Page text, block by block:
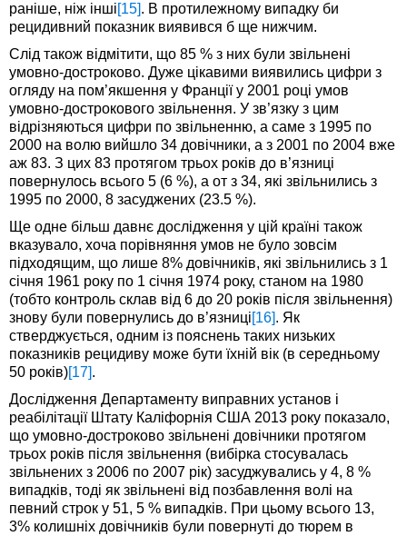
раніше, ніж інші [15] . В протилежному випадку би
рецидивний показник виявився б ще нижчим.
Слід також відмітити, що 85 % з них були звільнені
умовно-достроково. Дуже цікавими виявились цифри з
огляду на пом’якшення у Франції у 2001 році умов
умовно-дострокового звільнення. У зв’язку з цим
відрізняються цифри по звільненню, а саме з 1995 по
2000 на волю вийшло 34 довічники, а з 2001 по 2004 вже
аж 83. З цих 83 протягом трьох років до в’язниці
повернулось всього 5 (6 %), а от з 34, які звільнились з
1995 по 2000, 8 засуджених (23.5 %).
Ще одне більш давнє дослідження у цій країні також
вказувало, хоча порівняння умов не було зовсім
підходящим, що лише 8% довічників, які звільнились з 1
січня 1961 року по 1 січня 1974 року, станом на 1980
(тобто контроль склав від 6 до 20 років після звільнення)
знову були повернулись до в’язниці [16] . Як
стверджується, одним із пояснень таких низьких
показників рецидиву може бути їхній вік (в середньому
50 років) [17] .
Дослідження Департаменту виправних установ і
реабілітації Штату Каліфорнія США 2013 року показало,
що умовно-достроково звільнені довічники протягом
трьох років після звільнення (вибірка стосувалась
звільнених з 2006 по 2007 рік) засуджувались у 4, 8 %
випадків, тоді як звільнені від позбавлення волі на
певний строк у 51, 5 % випадків. При цьому всього 13,
3% колишніх довічників були повернуті до тюрем в